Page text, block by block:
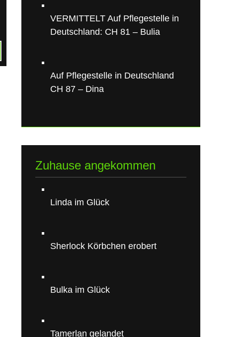
VERMITTELT Auf Pflegestelle in
Deutschland: CH 81 – Bulia
Auf Pflegestelle in Deutschland
CH 87 – Dina
Zuhause angekommen
Linda im Glück
Sherlock Körbchen erobert
Bulka im Glück
Tamerlan gelandet